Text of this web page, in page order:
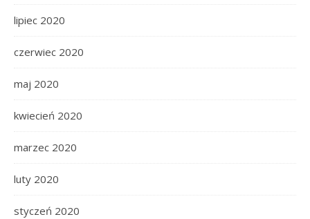
lipiec 2020
czerwiec 2020
maj 2020
kwiecień 2020
marzec 2020
luty 2020
styczeń 2020